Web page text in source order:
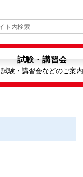
試験・講習会
試験・講習会などのご案内